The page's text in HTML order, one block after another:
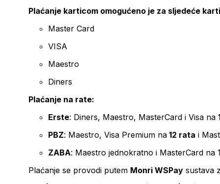
Plaćanje karticom omogućeno je za sljedeće
Master Card
VISA
Maestro
Diners
Plaćanje na rate:
Erste: Diners, Maestro, MasterCard i Visa na
PBZ: Maestro, Visa Premium na 12 rata i
ZABA: Maestro jednokratno i MasterCard na
Plaćanje se provodi putem Monri WSPay sustava